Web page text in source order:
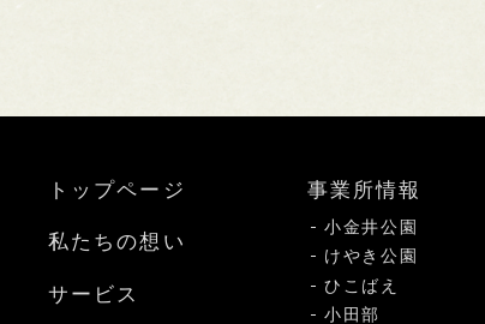
トップページ
私たちの想い
サービス
事業所情報
小金井公園
けやき公園
ひこばえ
小田部